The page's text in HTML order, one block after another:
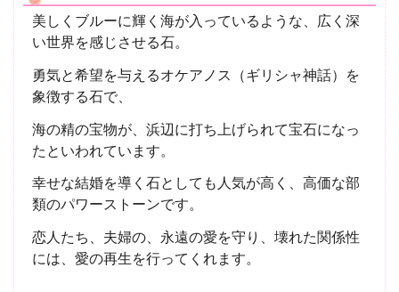
美しくブルーに輝く海が入っているような、広く深
い世界を感じさせる石。
勇気と希望を与えるオケアノス（ギリシャ神話）を
象徴する石で、
海の精の宝物が、浜辺に打ち上げられて宝石になっ
たといわれています。
幸せな結婚を導く石としても人気が高く、高価な部
類のパワーストーンです。
恋人たち、夫婦の、永遠の愛を守り、壊れた関係性
には、愛の再生を行ってくれます。